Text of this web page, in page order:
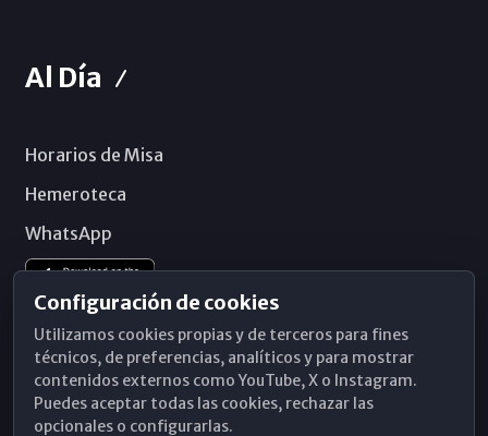
Al Día
Horarios de Misa
Hemeroteca
WhatsApp
Configuración de cookies
Utilizamos cookies propias y de terceros para fines
técnicos, de preferencias, analíticos y para mostrar
contenidos externos como YouTube, X o Instagram.
Puedes aceptar todas las cookies, rechazar las
opcionales o configurarlas.